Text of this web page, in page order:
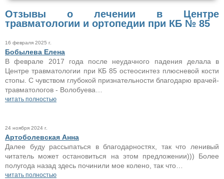
Отзывы о лечении в Центре
травматологии и ортопедии при КБ № 85
16 февраля 2025 г.
Бобылева Елена
В феврале 2017 года после неудачного падения делала в
Центре травматологии при КБ 85 остеосинтез плюсневой кости
стопы. С чувством глубокой признательности благодарю врачей-
травматологов - Волобуева…
читать полностью
24 ноября 2024 г.
Артоболевская Анна
Далее буду рассыпаться в благодарностях, так что ленивый
читатель может остановиться на этом предложении))) Более
полугода назад здесь починили мое колено, так что…
читать полностью